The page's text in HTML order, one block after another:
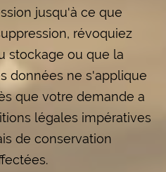
jusqu'à ce que
révoquiez
stockage ou que la
données ne s'applique
que votre demande a
légales impératives
de conservation